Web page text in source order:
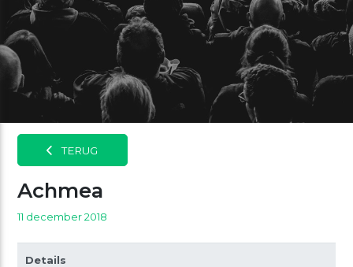
TERUG
Achmea
11 december 2018
Details